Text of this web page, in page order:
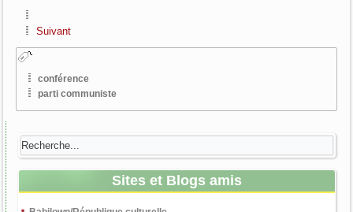
Suivant
conférence
parti communiste
Sites et Blogs amis